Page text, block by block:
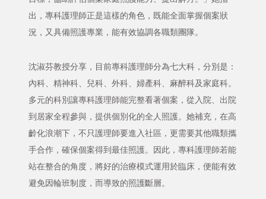
出，專科護理師正是這樣的角色，既能全面掌握個案狀
況，又具備照護專業，能有效協調各職類團隊。
沈淑芬教授分享，目前專科護理師分為七大科，分別是：
內科、精神科、兒科、外科、婦產科、麻醉科及家庭科。
多元的科別讓專科護理師能完整看著個案，從入院、出院
到居家全程參與，提供個別化的全人照護。她補充，在高
齡化浪潮下，不只護理師要進入社區，更需要其他職類攜
手合作，確保個案得到最佳照護。因此，專科護理師若能
站在整合的角度，將好的治療模式運用於臨床，便能有效
避免因輪班制度，而導致的照護斷層。